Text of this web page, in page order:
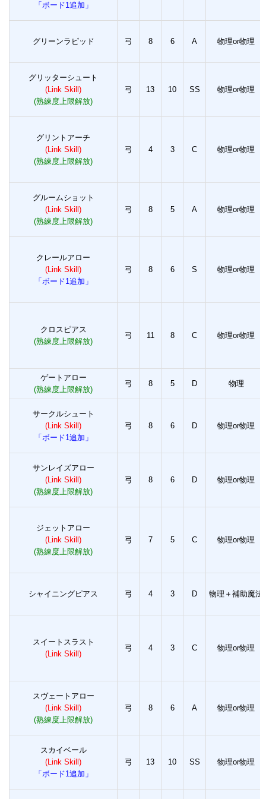
「ボード1追加」
グリーンラピッド 弓 8 6 A 物理or物理
グリッターシュート
(Link Skill)
(熟練度上限解放)
弓 13 10 SS 物理or物理
グリントアーチ
(Link Skill)
(熟練度上限解放)
弓 4 3 C 物理or物理
グルームショット
(Link Skill)
(熟練度上限解放)
弓 8 5 A 物理or物理
クレールアロー
(Link Skill)
「ボード1追加」
弓 8 6 S 物理or物理
クロスピアス
(熟練度上限解放)
弓 11 8 C 物理or物理
ゲートアロー
(熟練度上限解放)
弓 8 5 D 物理
サークルシュート
(Link Skill)
「ボード1追加」
弓 8 6 D 物理or物理
サンレイズアロー
(Link Skill)
(熟練度上限解放)
弓 8 6 D 物理or物理
ジェットアロー
(Link Skill)
(熟練度上限解放)
弓 7 5 C 物理or物理
シャイニングピアス 弓 4 3 D 物理＋補助魔法
スイートスラスト
(Link Skill)
弓 4 3 C 物理or物理
スヴェートアロー
(Link Skill)
(熟練度上限解放)
弓 8 6 A 物理or物理
スカイベール
(Link Skill)
「ボード1追加」
弓 13 10 SS 物理or物理